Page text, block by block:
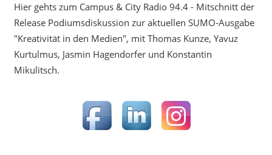
Hier gehts zum Campus & City Radio 94.4 - Mitschnitt der
Release Podiumsdiskussion zur aktuellen SUMO-Ausgabe
"Kreativität in den Medien", mit Thomas Kunze, Yavuz
Kurtulmus, Jasmin Hagendorfer und Konstantin
Mikulitsch.